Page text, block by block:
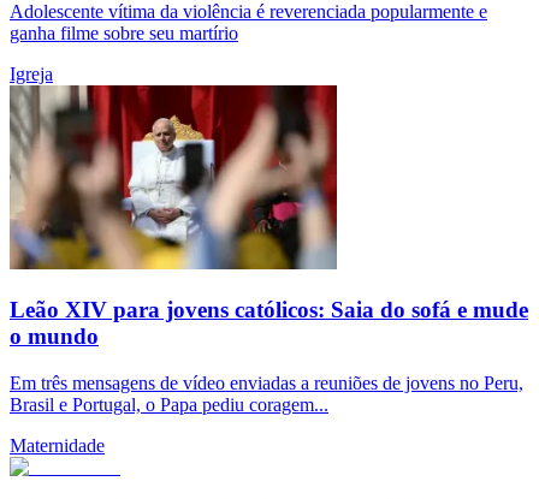
Adolescente vítima da violência é reverenciada popularmente e
ganha filme sobre seu martírio
Igreja
Leão XIV para jovens católicos: Saia do sofá e mude
o mundo
Em três mensagens de vídeo enviadas a reuniões de jovens no Peru,
Brasil e Portugal, o Papa pediu coragem...
Maternidade